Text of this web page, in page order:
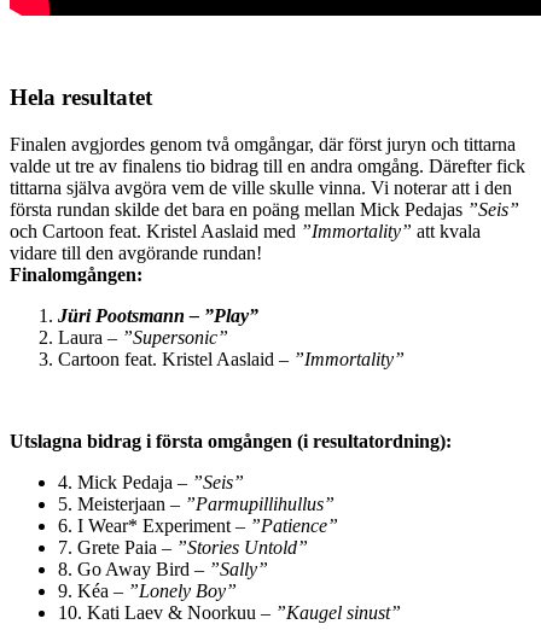
Hela resultatet
Finalen avgjordes genom två omgångar, där först juryn och tittarna
valde ut tre av finalens tio bidrag till en andra omgång. Därefter fick
tittarna själva avgöra vem de ville skulle vinna. Vi noterar att i den
första rundan skilde det bara en poäng mellan Mick Pedajas ”Seis”
och Cartoon feat. Kristel Aaslaid med ”Immortality” att kvala
vidare till den avgörande rundan!
Finalomgången:
Jüri Pootsmann – ”Play”
Laura – ”Supersonic”
Cartoon feat. Kristel Aaslaid – ”Immortality”
Utslagna bidrag i första omgången (i resultatordning):
4. Mick Pedaja – ”Seis”
5. Meisterjaan – ”Parmupillihullus”
6. I Wear* Experiment – ”Patience”
7. Grete Paia – ”Stories Untold”
8. Go Away Bird – ”Sally”
9. Kéa – ”Lonely Boy”
10. Kati Laev & Noorkuu – ”Kaugel sinust”